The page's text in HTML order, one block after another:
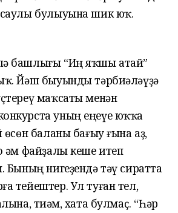
булыуына шик юҡ.
башлығы “Иң яҡшы атай”
Йәш быуынды тәрбиәләүҙә
маҡсаты менән
уның еңеүе юҡҡа
өсөн баланы бағыу ғына аҙ,
һәм файҙалы кеше итеп
Бының нигеҙендә тәү сиратта
тейештер. Ул туған тел,
тиһәм, хата булмаҫ. “Һәр